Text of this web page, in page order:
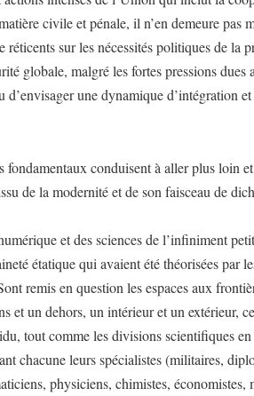
civile et pénale, il n’en demeure pas
sur les nécessités politiques de la
globale, malgré les fortes pressions dues
d’envisager une dynamique d’intégration
fondamentaux conduisent à aller plus loin
de la modernité et de son faisceau de
et des sciences de l’infiniment
étatique qui avaient été théorisées par
remis en question les espaces aux
et un dehors, un intérieur et un extérieur,
tout comme les divisions scientifiques en
chacune leurs spécialistes (militaires,
physiciens, chimistes,